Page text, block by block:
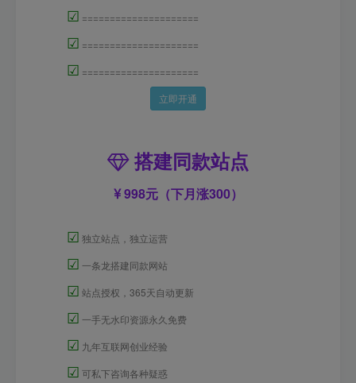
☑ =====================
☑ =====================
☑ =====================
立即开通
搭建同款站点
998元（下月涨300）
☑ 独立站点，独立运营
☑ 一条龙搭建同款网站
☑ 站点授权，365天自动更新
☑ 一手无水印资源永久免费
☑ 九年互联网创业经验
☑ 可私下咨询各种疑惑